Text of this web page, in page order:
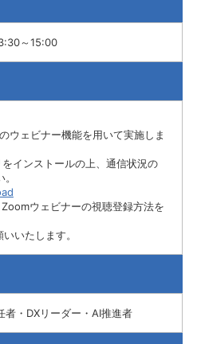
～15:00
ウェビナー機能を用いて実施しま
インストールの上、通信状況の
ウェビナーの視聴登録方法を
いたします。
者・DXリーダー・AI推進者